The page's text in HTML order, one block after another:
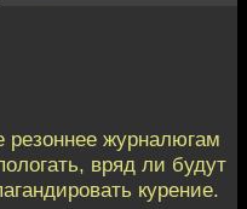
резоннее журналюгам
вряд ли будут
курение.